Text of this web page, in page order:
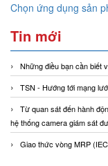
Chọn ứng dụng sản
Tin mới
Những điều bạn cần biết
TSN - Hướng tới mạng
Từ quan sát đến hành
hệ thống camera giám sát
Giao thức vòng MRP